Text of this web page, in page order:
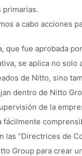
primarias.
a cabo acciones
que fue aprobada
se aplica no solo
de Nitto, sino
dentro de Nitto
de la
fácilmente
las “Directrices de
Group para crear